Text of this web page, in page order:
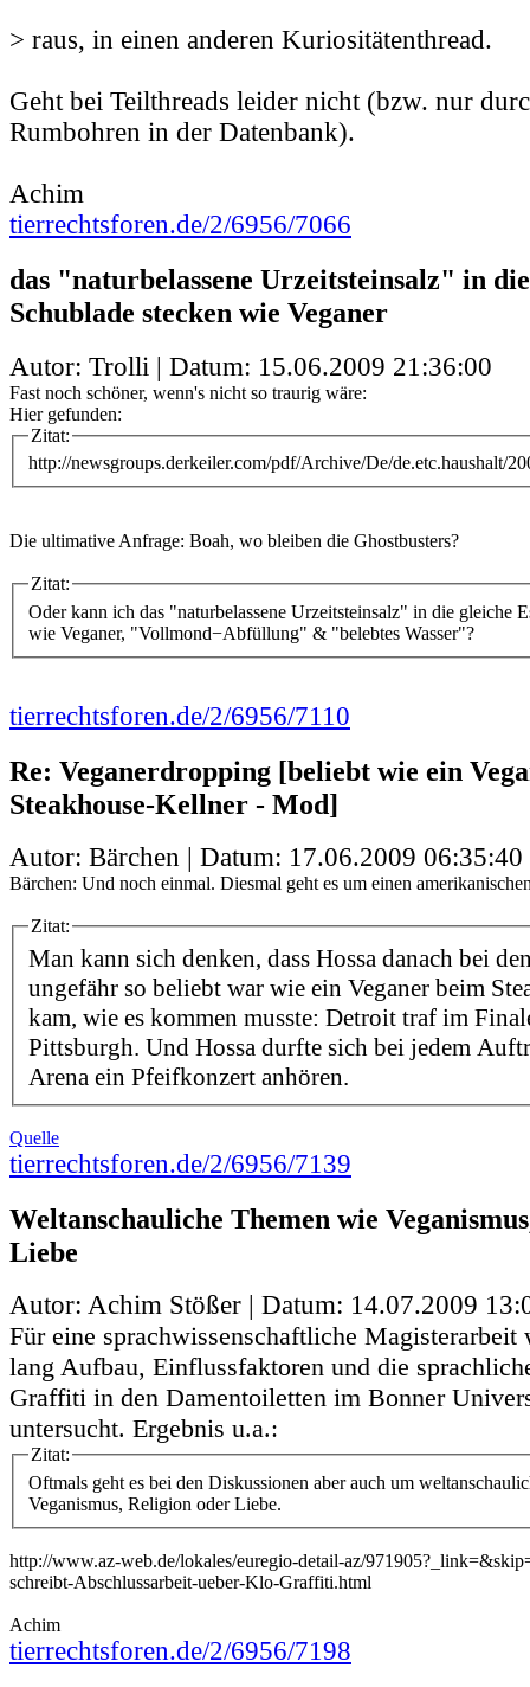
> raus, in einen anderen Kuriositätenthread.
Geht bei Teilthreads leider nicht (bzw. nur
Rumbohren in der Datenbank).
Achim
tierrechtsforen.de/2/6956/7066
das "naturbelassene Urzeitsteinsalz" in
Schublade stecken wie Veganer
Autor: Trolli | Datum: 15.06.2009 21:36:00
Fast noch schöner, wenn's nicht so traurig wäre:
Hier gefunden:
Zitat:
http://newsgroups.derkeiler.com/pdf/Archive/De/de.etc.haushalt/
Die ultimative Anfrage: Boah, wo bleiben die Ghostbusters?
Zitat:
Oder kann ich das "naturbelassene Urzeitsteinsalz" in die gleiche
wie Veganer, "Vollmond−Abfüllung" & "belebtes Wasser"?
tierrechtsforen.de/2/6956/7110
Re: Veganerdropping [beliebt wie ein
Steakhouse-Kellner - Mod]
Autor: Bärchen | Datum: 17.06.2009 06:35:40
Bärchen: Und noch einmal. Diesmal geht es um einen
Zitat:
Man kann sich denken, dass Hossa danach bei
ungefähr so beliebt war wie ein Veganer beim
kam, wie es kommen musste: Detroit traf im
Pittsburgh. Und Hossa durfte sich bei jedem
Arena ein Pfeifkonzert anhören.
Quelle
tierrechtsforen.de/2/6956/7139
Weltanschauliche Themen wie
Liebe
Autor: Achim Stößer | Datum: 14.07.2009
Für eine sprachwissenschaftliche Magisterarbeit
lang Aufbau, Einflussfaktoren und die
Graffiti in den Damentoiletten im Bonner
untersucht. Ergebnis u.a.:
Zitat:
Oftmals geht es bei den Diskussionen aber auch um
Veganismus, Religion oder Liebe.
http://www.az-web.de/lokales/euregio-detail-az/
schreibt-Abschlussarbeit-ueber-Klo-Graffiti.html
Achim
tierrechtsforen.de/2/6956/7198